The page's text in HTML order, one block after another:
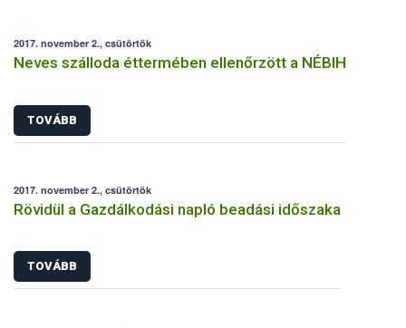
2017. november 2., csütörtök
Neves szálloda éttermében ellenőrzött a NÉBIH
TOVÁBB
2017. november 2., csütörtök
Rövidül a Gazdálkodási napló beadási időszaka
TOVÁBB